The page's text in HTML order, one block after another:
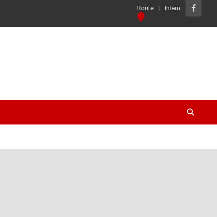
Route Intern